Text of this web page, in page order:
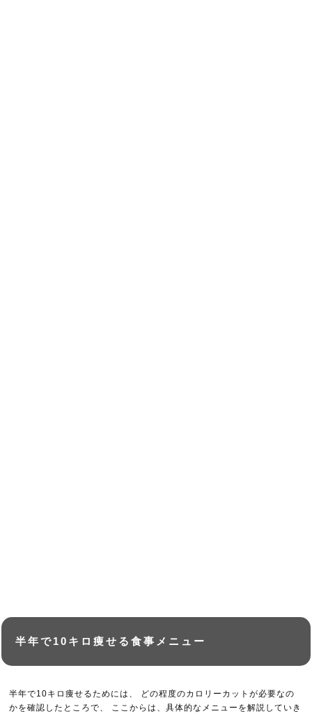
半年で10キロ痩せる食事メニュー
半年で10キロ痩せるためには、 どの程度のカロリーカットが必要なの
かを確認したところで、 ここからは、具体的なメニューを解説していき